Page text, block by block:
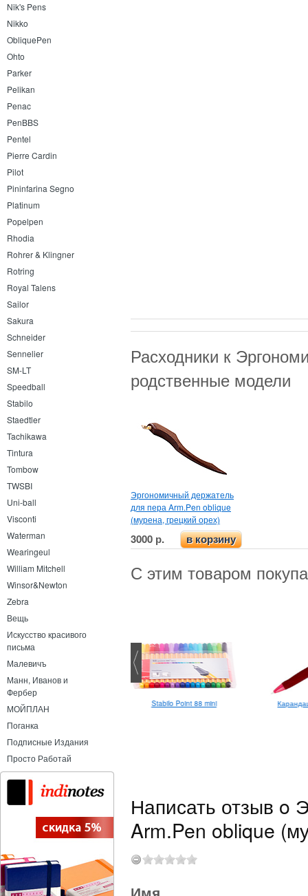
Nik's Pens
Nikko
ObliquePen
Ohto
Parker
Pelikan
Penac
PenBBS
Pentel
Pierre Cardin
Pilot
Pininfarina Segno
Platinum
Popelpen
Rhodia
Rohrer & Klingner
Rotring
Royal Talens
Sailor
Sakura
Schneider
Sennelier
SM-LT
Speedball
Stabilo
Staedtler
Tachikawa
Tintura
Tombow
TWSBI
Uni-ball
Visconti
Waterman
Wearingeul
William Mitchell
Winsor&Newton
Zebra
Вещь
Искусство красивого
письма
Малевичъ
Манн, Иванов и
Фербер
МОЙПЛАН
Поганка
Подписные Издания
Просто Работай
Расходники к
родственные модели
Эргономичный держатель
для пера Arm.Pen oblique
(мурена, грецкий орех)
3000 р. в корзину
С этим товаром
Точилка Kum Mini-Tri K1 Stabilo Point 88 mini
Написать отзыв o
Arm.Pen oblique